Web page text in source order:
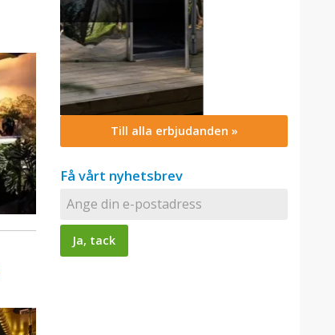
Till alla erbjudanden »
Få vårt nyhetsbrev